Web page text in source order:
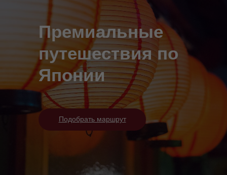
Премиальные
путешествия по
Японии
Подобрать маршрут